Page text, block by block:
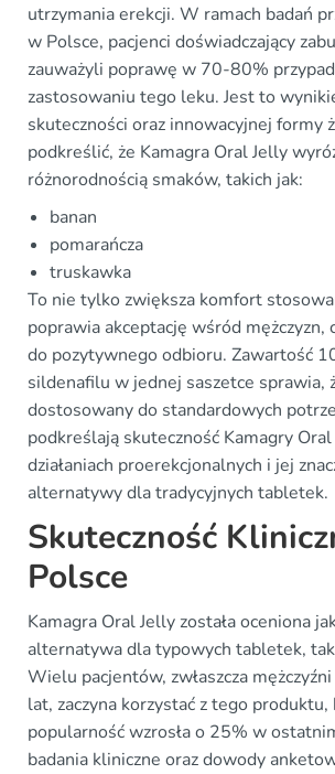
utrzymania erekcji. W ramach badań
w Polsce, pacjenci doświadczający
zauważyli poprawę w 70-80%
zastosowaniu tego leku. Jest to
skuteczności oraz innowacyjnej formy
podkreślić, że Kamagra Oral Jelly
różnorodnością smaków, takich jak:
banan
pomarańcza
truskawka
To nie tylko zwiększa komfort
poprawia akceptację wśród mężczyzn,
do pozytywnego odbioru. Zawartość
sildenafilu w jednej saszetce sprawia,
dostosowany do standardowych
podkreślają skuteczność Kamagry
działaniach proerekcjonalnych i jej
alternatywy dla tradycyjnych tabletek.
Skuteczność
Polsce
Kamagra Oral Jelly została oceniona
alternatywa dla typowych tabletek,
Wielu pacjentów, zwłaszcza
lat, zaczyna korzystać z tego
popularność wzrosła o 25% w
badania kliniczne oraz dowody